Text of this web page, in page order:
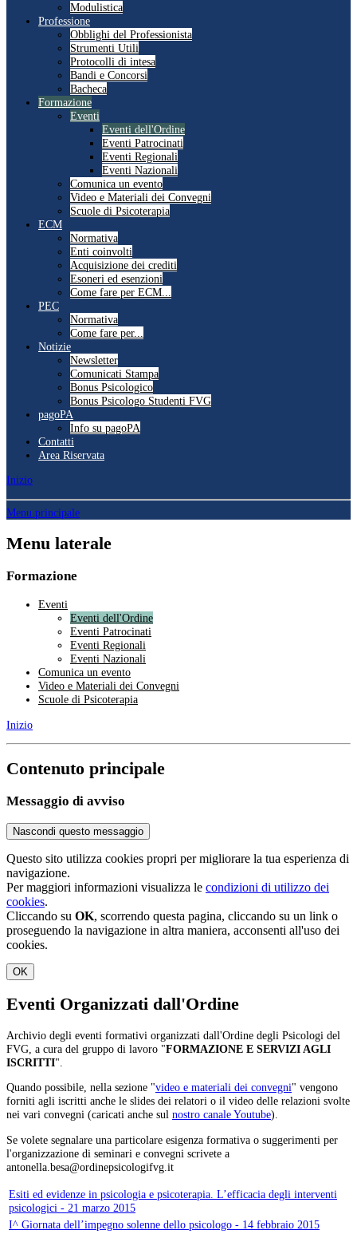
Modulistica
Professione
Obblighi del Professionista
Strumenti Utili
Protocolli di intesa
Bandi e Concorsi
Bacheca
Formazione
Eventi
Eventi dell'Ordine
Eventi Patrocinati
Eventi Regionali
Eventi Nazionali
Comunica un evento
Video e Materiali dei Convegni
Scuole di Psicoterapia
ECM
Normativa
Enti coinvolti
Acquisizione dei crediti
Esoneri ed esenzioni
Come fare per ECM...
PEC
Normativa
Come fare per...
Notizie
Newsletter
Comunicati Stampa
Bonus Psicologico
Bonus Psicologo Studenti FVG
pagoPA
Info su pagoPA
Contatti
Area Riservata
Inizio
Menu principale
Menu laterale
Formazione
Eventi
Eventi dell'Ordine
Eventi Patrocinati
Eventi Regionali
Eventi Nazionali
Comunica un evento
Video e Materiali dei Convegni
Scuole di Psicoterapia
Inizio
Contenuto principale
Messaggio di avviso
Nascondi questo messaggio
Questo sito utilizza cookies propri per migliorare la tua esperienza di
navigazione.
Per maggiori informazioni visualizza le condizioni di utilizzo dei
cookies.
Cliccando su OK, scorrendo questa pagina, cliccando su un link o
proseguendo la navigazione in altra maniera, acconsenti all'uso dei
cookies.
OK
Eventi Organizzati dall'Ordine
Archivio degli eventi formativi organizzati dall'Ordine degli Psicologi del
FVG, a cura del gruppo di lavoro "FORMAZIONE E SERVIZI AGLI
ISCRITTI".
Quando possibile, nella sezione "video e materiali dei convegni" vengono
forniti agli iscritti anche le slides dei relatori o il video delle relazioni svolte
nei vari convegni (caricati anche sul nostro canale Youtube).
Se volete segnalare una particolare esigenza formativa o suggerimenti per
l'organizzazione di seminari e convegni scrivete a
Esiti ed evidenze in psicologia e psicoterapia. L’efficacia degli interventi
psicologici - 21 marzo 2015
I^ Giornata dell’impegno solenne dello psicologo - 14 febbraio 2015